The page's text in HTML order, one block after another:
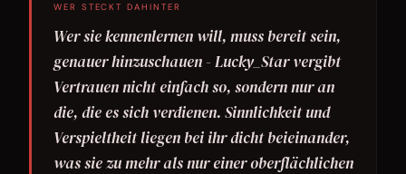
WER STECKT DAHINTER
Wer sie kennenlernen will, muss bereit sein,
genauer hinzuschauen - Lucky_Star vergibt
Vertrauen nicht einfach so, sondern nur an
die, die es sich verdienen. Sinnlichkeit und
Verspieltheit liegen bei ihr dicht beieinander,
was sie zu mehr als nur einer oberflächlichen